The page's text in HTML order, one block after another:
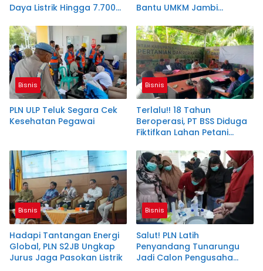
Daya Listrik Hingga 7.700
Bantu UMKM Jambi
Bisnis
PLN ULP Teluk Segara Cek
Kesehatan Pegawai
Bisnis
Terlalu!! 18 Tahun
Beroperasi, PT BSS Diduga
Fiktifkan Lahan Petani
Bisnis
Hadapi Tantangan Energi
Global, PLN S2JB Ungkap
Jurus Jaga Pasokan Listrik
Bisnis
Salut! PLN Latih
Penyandang Tunarungu
Jadi Calon Pengusaha